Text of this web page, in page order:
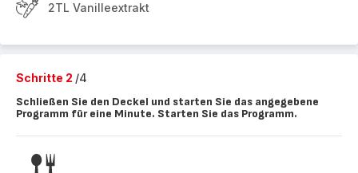
2TL Vanilleextrakt
Schritte 2 /4
Schließen Sie den Deckel und starten Sie das angegebene
Programm für eine Minute. Starten Sie das Programm.